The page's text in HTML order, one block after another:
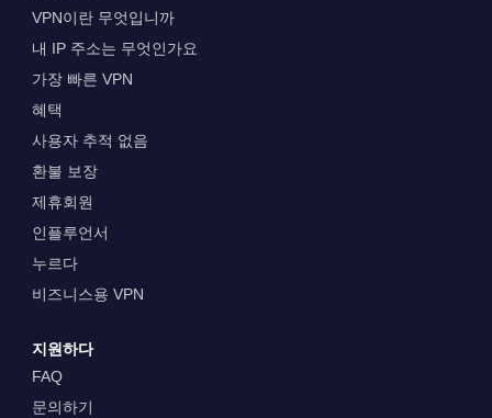
VPN이란 무엇입니까
내 IP 주소는 무엇인가요
가장 빠른 VPN
혜택
사용자 추적 없음
환불 보장
제휴회원
인플루언서
누르다
비즈니스용 VPN
지원하다
FAQ
문의하기